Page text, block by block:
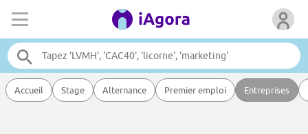
Accueil Stage Alternance Premier emploi Entreprises